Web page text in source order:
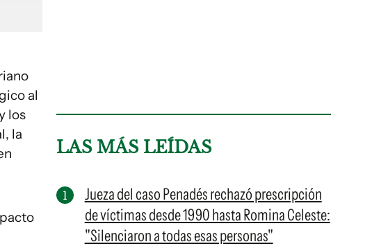
al
los
la
LAS MÁS LEÍDAS
Jueza del caso Penadés rechazó prescripción
de víctimas desde 1990 hasta Romina Celeste:
"Silenciaron a todas esas personas"